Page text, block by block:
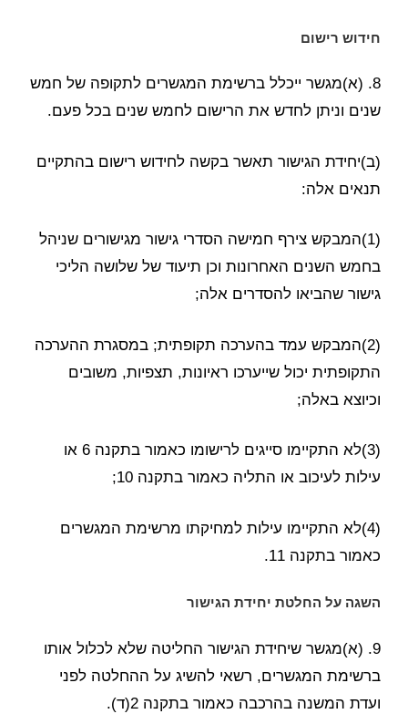
חידוש רישום
8. (א)מגשר ייכלל ברשימת המגשרים לתקופה של חמש
שנים וניתן לחדש את הרישום לחמש שנים בכל פעם.
(ב)יחידת הגישור תאשר בקשה לחידוש רישום בהתקיים
תנאים אלה:
(1)המבקש צירף חמישה הסדרי גישור מגישורים שניהל
בחמש השנים האחרונות וכן תיעוד של שלושה הליכי
גישור שהביאו להסדרים אלה;
(2)המבקש עמד בהערכה תקופתית; במסגרת ההערכה
התקופתית יכול שייערכו ראיונות, תצפיות, משובים
וכיוצא באלה;
(3)לא התקיימו סייגים לרישומו כאמור בתקנה 6 או
עילות לעיכוב או התליה כאמור בתקנה 10;
(4)לא התקיימו עילות למחיקתו מרשימת המגשרים
כאמור בתקנה 11.
השגה על החלטת יחידת הגישור
9. (א)מגשר שיחידת הגישור החליטה שלא לכלול אותו
ברשימת המגשרים, רשאי להשיג על ההחלטה לפני
ועדת המשנה בהרכבה כאמור בתקנה 2(ד).